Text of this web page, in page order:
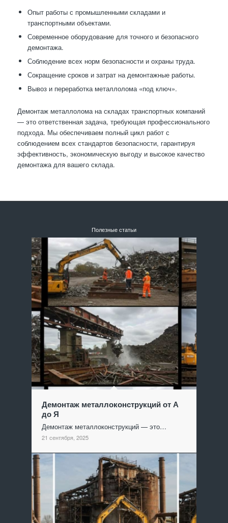
Опыт работы с промышленными складами и
транспортными объектами.
Современное оборудование для точного и безопасного
демонтажа.
Соблюдение всех норм безопасности и охраны труда.
Сокращение сроков и затрат на демонтажные работы.
Вывоз и переработка металлолома «под ключ».
Демонтаж металлолома на складах транспортных компаний
— это ответственная задача, требующая профессионального
подхода. Мы обеспечиваем полный цикл работ с
соблюдением всех стандартов безопасности, гарантируя
эффективность, экономическую выгоду и высокое качество
демонтажа для вашего склада.
Полезные статьи
Демонтаж металлоконструкций от А
до Я
Демонтаж металлоконструкций — это…
21 сентября, 2025